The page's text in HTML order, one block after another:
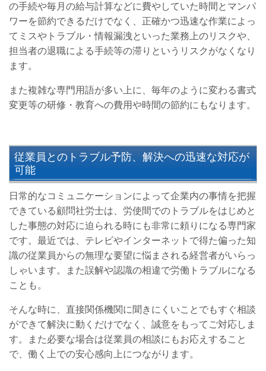
の手続や毎月の給与計算などに費やしていた時間とマンパ
ワーを節約できるだけでなく、正確かつ迅速な作業によっ
てミスやトラブル・情報漏洩といった業務上のリスクや、
担当者の退職による手続等の滞りというリスクがなくなり
ます。
また複雑な専門用語が多い上に、毎年のように変わる書式
変更等の研修・教育への費用や時間の節約にもなります。
従業員とのトラブル予防、解決への迅速な対応が
可能
日常的なコミュニケーションによって企業内の事情を把握
できている顧問社労士は、労使間でのトラブルをはじめと
した事態の対応に迫られる時にも非常に頼りになる専門家
です。最近では、テレビやインターネットで得た偏った知
識の従業員からの無理な要望に悩まされる経営者がいらっ
しゃいます。また誤解や認識の相違で労働トラブルになる
ことも。
そんな時に、直接関係機関に聞きにくいことでもすぐ相談
ができて解決に動くだけでなく、誠意をもってご対応しま
す。また必要な場合は従業員の相談にもお応えすること
で、働く上での安心感向上につながります。